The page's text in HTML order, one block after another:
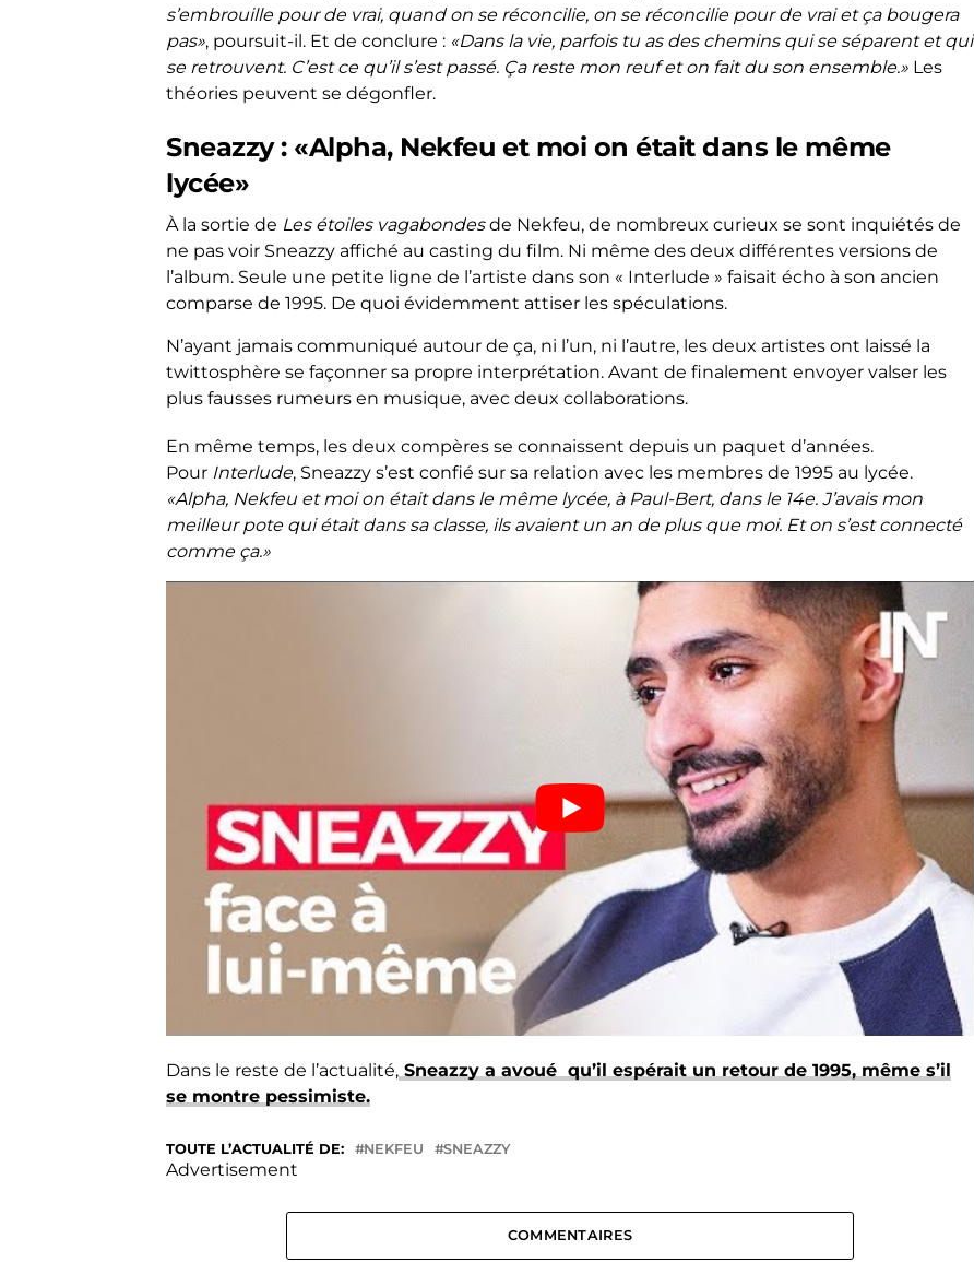
s’embrouille pour de vrai, quand on se réconcilie, on se réconcilie pour de vrai et ça bougera
pas», poursuit-il. Et de conclure : «Dans la vie, parfois tu as des chemins qui se séparent et qui
se retrouvent. C’est ce qu’il s’est passé. Ça reste mon reuf et on fait du son ensemble.» Les
théories peuvent se dégonfler.
Sneazzy : «Alpha, Nekfeu et moi on était dans le même
lycée»
À la sortie de Les étoiles vagabondesde Nekfeu, de nombreux curieux se sont inquiétés de
ne pas voir Sneazzy affiché au casting du film. Ni même des deux différentes versions de
l’album. Seule une petite ligne de l’artiste dans son « Interlude » faisait écho à son ancien
comparse de 1995. De quoi évidemment attiser les spéculations.
N’ayant jamais communiqué autour de ça, ni l’un, ni l’autre, les deux artistes ont laissé la
twittosphère se façonner sa propre interprétation. Avant de finalement envoyer valser les
plus fausses rumeurs en musique, avec deux collaborations.
En même temps, les deux compères se connaissent depuis un paquet d’années.
Pour Interlude, Sneazzy s’est confié sur sa relation avec les membres de 1995 au lycée.
«Alpha, Nekfeu et moi on était dans le même lycée, à Paul-Bert, dans le 14e. J’avais mon
meilleur pote qui était dans sa classe, ils avaient un an de plus que moi. Et on s’est connecté
comme ça.»
Dans le reste de l’actualité, Sneazzy a avoué qu’il espérait un retour de 1995, même s’il
se montre pessimiste.
TOUTE L’ACTUALITÉ DE: NEKFEU SNEAZZY
Advertisement
COMMENTAIRES